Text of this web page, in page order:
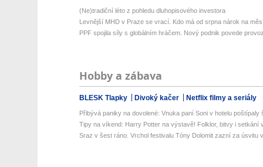
(Ne)tradiční léto z pohledu dluhopisového investora
Levnější MHD v Praze se vrací. Kdo má od srpna nárok na
PPF spojila síly s globálním hráčem. Nový podnik povede
Hobby a zábava
BLESK Tlapky Divoký kačer Netflix filmy a seriály
Přibývá paniky na dovolené: Vnuka paní Soni v hotelu poštípaly
Tipy na víkend: Harry Potter na výstavě! Folklor, bitvy i setkání
Sraz v šest ráno. Vrchol festivalu Tóny Dolomit zazní za úsvitu